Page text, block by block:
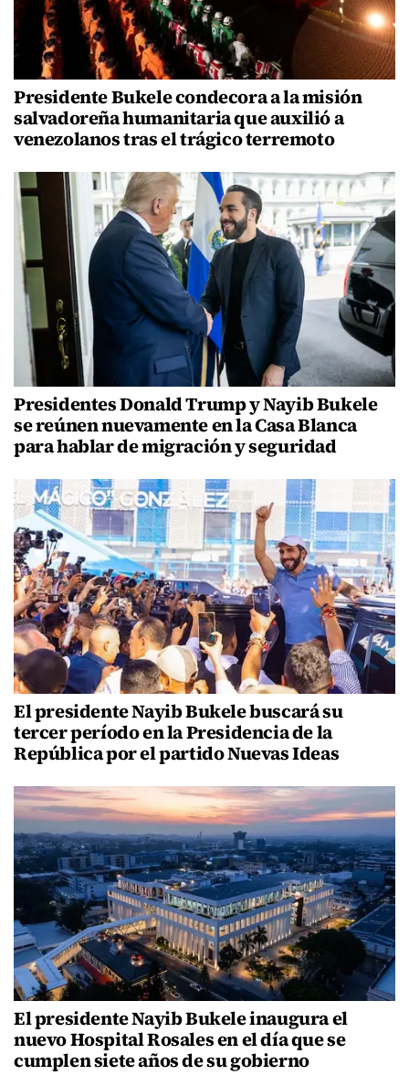
Presidente Bukele condecora a la misión
salvadoreña humanitaria que auxilió a
venezolanos tras el trágico terremoto
Presidentes Donald Trump y Nayib Bukele
se reúnen nuevamente en la Casa Blanca
para hablar de migración y seguridad
El presidente Nayib Bukele buscará su
tercer período en la Presidencia de la
República por el partido Nuevas Ideas
El presidente Nayib Bukele inaugura el
nuevo Hospital Rosales en el día que se
cumplen siete años de su gobierno